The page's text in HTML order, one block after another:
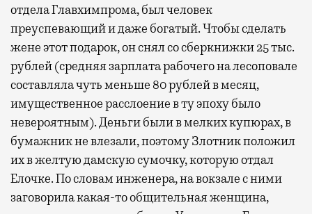
отдела Главхимпрома, был человек
преуспевающий и даже богатый. Чтобы сделать
жене этот подарок, он снял со сберкнижки 25 тыс.
рублей (средняя зарплата рабочего на лесоповале
составляла чуть меньше 80 рублей в месяц,
имущественное расслоение в ту эпоху было
невероятным). Деньги были в мелких купюрах, в
бумажник не влезали, поэтому Злотник положил
их в желтую дамскую сумочку, которую отдал
Елочке. По словам инженера, на вокзале с ними
заговорила какая-то общительная женщина,